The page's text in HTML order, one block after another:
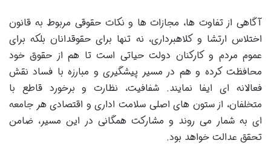
آگاهی از تفاوت ها، مجازات ها و نکات حقوقی مربوط به قانون
اختلاس ارتشا و کلاهبرداری، نه تنها برای حقوقدانان بلکه برای
عموم مردم و کارکنان دولت حیاتی است تا هم از حقوق خود
محافظت کرده و هم در مسیر پیشگیری و مبارزه با فساد نقش
فعالانه ای ایفا نمایند. شفافیت، نظارت و برخورد قاطع با
متخلفان، از ستون های اصلی سلامت اداری و اقتصادی هر جامعه
ای به شمار می روند و مشارکت همگانی در این مسیر، ضامن
تحقق عدالت خواهد بود.